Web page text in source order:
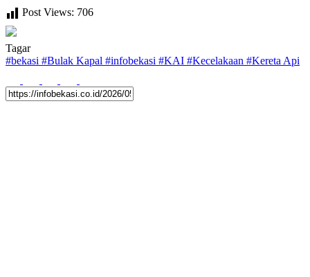
Post Views: 706
Tagar
#bekasi #Bulak Kapal #infobekasi #KAI #Kecelakaan #Kereta Api